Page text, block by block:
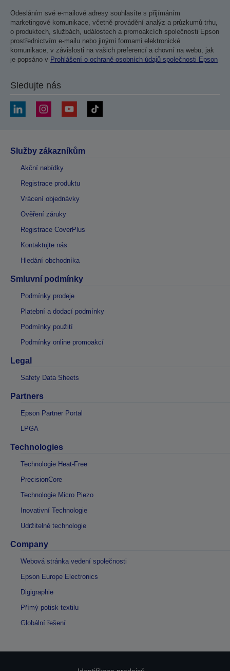
Odesláním své e-mailové adresy souhlasíte s přijímáním
marketingové komunikace, včetně provádění analýz a průzkumů trhu,
o produktech, službách, událostech a promoakcích společnosti Epson
prostřednictvím e-mailu nebo jinými formami elektronické
komunikace, v závislosti na vašich preferencí a chovní na webu, jak
je popsáno v Prohlášení o ochraně osobních údajů společnosti Epson
Sledujte nás
Služby zákazníkům
Akční nabídky
Registrace produktu
Vrácení objednávky
Ověření záruky
Registrace CoverPlus
Kontaktujte nás
Hledání obchodníka
Smluvní podmínky
Podmínky prodeje
Platební a dodací podmínky
Podmínky použití
Podmínky online promoakcí
Legal
Safety Data Sheets
Partners
Epson Partner Portal
LPGA
Technologies
Technologie Heat-Free
PrecisionCore
Technologie Micro Piezo
Inovativní Technologie
Udržitelné technologie
Company
Webová stránka vedení společnosti
Epson Europe Electronics
Digigraphie
Přímý potisk textilu
Globální řešení